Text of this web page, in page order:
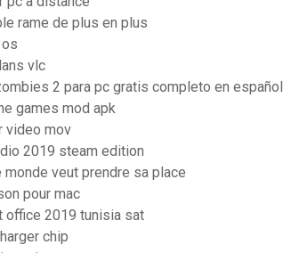
rame de plus en plus
vlc
2 para pc gratis completo en español
games mod apk
video mov
2019 steam edition
veut prendre sa place
pour mac
office 2019 tunisia sat
chip